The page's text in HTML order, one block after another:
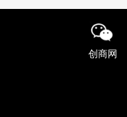
创商网